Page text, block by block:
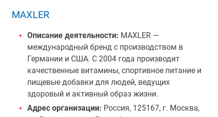
MAXLER
Описание деятельности: MAXLER —
международный бренд с производством в
Германии и США. С 2004 года производит
качественные витамины, спортивное питание и
пищевые добавки для людей, ведущих
здоровый и активный образ жизни.
Адрес организации: Россия, 125167, г. Москва,